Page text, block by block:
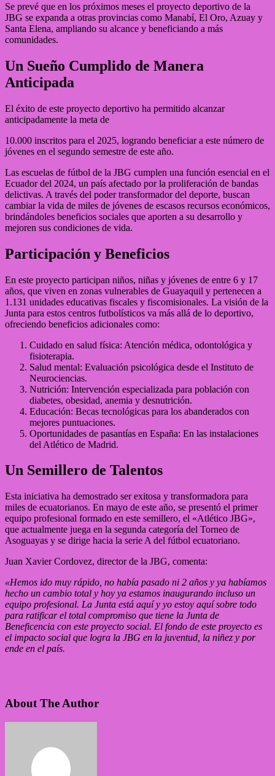
Se prevé que en los próximos meses el proyecto deportivo de la
JBG se expanda a otras provincias como Manabí, El Oro, Azuay y
Santa Elena, ampliando su alcance y beneficiando a más
comunidades.
Un Sueño Cumplido de Manera
Anticipada
El éxito de este proyecto deportivo ha permitido alcanzar
anticipadamente la meta de
10.000 inscritos para el 2025, logrando beneficiar a este número de
jóvenes en el segundo semestre de este año.
Las escuelas de fútbol de la JBG cumplen una función esencial en el
Ecuador del 2024, un país afectado por la proliferación de bandas
delictivas. A través del poder transformador del deporte, buscan
cambiar la vida de miles de jóvenes de escasos recursos económicos,
brindándoles beneficios sociales que aporten a su desarrollo y
mejoren sus condiciones de vida.
Participación y Beneficios
En este proyecto participan niños, niñas y jóvenes de entre 6 y 17
años, que viven en zonas vulnerables de Guayaquil y pertenecen a
1.131 unidades educativas fiscales y fiscomisionales. La visión de la
Junta para estos centros futbolísticos va más allá de lo deportivo,
ofreciendo beneficios adicionales como:
Cuidado en salud física: Atención médica, odontológica y
fisioterapia.
Salud mental: Evaluación psicológica desde el Instituto de
Neurociencias.
Nutrición: Intervención especializada para población con
diabetes, obesidad, anemia y desnutrición.
Educación: Becas tecnológicas para los abanderados con
mejores puntuaciones.
Oportunidades de pasantías en España: En las instalaciones
del Atlético de Madrid.
Un Semillero de Talentos
Esta iniciativa ha demostrado ser exitosa y transformadora para
miles de ecuatorianos. En mayo de este año, se presentó el primer
equipo profesional formado en este semillero, el «Atlético JBG»,
que actualmente juega en la segunda categoría del Torneo de
Asoguayas y se dirige hacia la serie A del fútbol ecuatoriano.
Juan Xavier Cordovez, director de la JBG, comenta:
«Hemos ido muy rápido, no había pasado ni 2 años y ya habíamos
hecho un cambio total y hoy ya estamos inaugurando incluso un
equipo profesional. La Junta está aquí y yo estoy aquí sobre todo
para ratificar el total compromiso que tiene la Junta de
Beneficencia con este proyecto social. El fondo de este proyecto es
el impacto social que logra la JBG en la juventud, la niñez y por
ende en el país.
About The Author